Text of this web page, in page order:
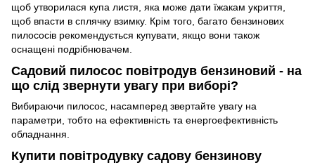
щоб утворилася купа листя, яка може дати їжакам укриття,
щоб впасти в сплячку взимку. Крім того, багато бензинових
пилососів рекомендується купувати, якщо вони також
оснащені подрібнювачем.
Садовий пилосос повітродув бензиновий - на
що слід звернути увагу при виборі?
Вибираючи пилосос, насамперед звертайте увагу на
параметри, тобто на ефективність та енергоефективність
обладнання.
Купити повітродувку садову бензинову